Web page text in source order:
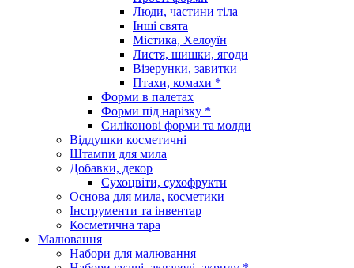
Люди, частини тіла
Інші свята
Містика, Хелоуїн
Листя, шишки, ягоди
Візерунки, завитки
Птахи, комахи *
Форми в палетах
Форми під нарізку *
Силіконові форми та молди
Віддушки косметичні
Штампи для мила
Добавки, декор
Сухоцвіти, сухофрукти
Основа для мила, косметики
Інструменти та інвентар
Косметична тара
Малювання
Набори для малювання